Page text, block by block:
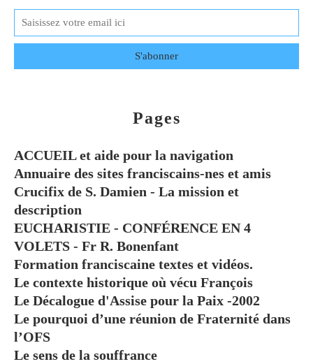
Pages
ACCUEIL et aide pour la navigation
Annuaire des sites franciscains-nes et amis
Crucifix de S. Damien - La mission et
description
EUCHARISTIE - CONFÉRENCE EN 4
VOLETS - Fr R. Bonenfant
Formation franciscaine textes et vidéos.
Le contexte historique où vécu François
Le Décalogue d'Assise pour la Paix -2002
Le pourquoi d’une réunion de Fraternité dans
l’OFS
Le sens de la souffrance